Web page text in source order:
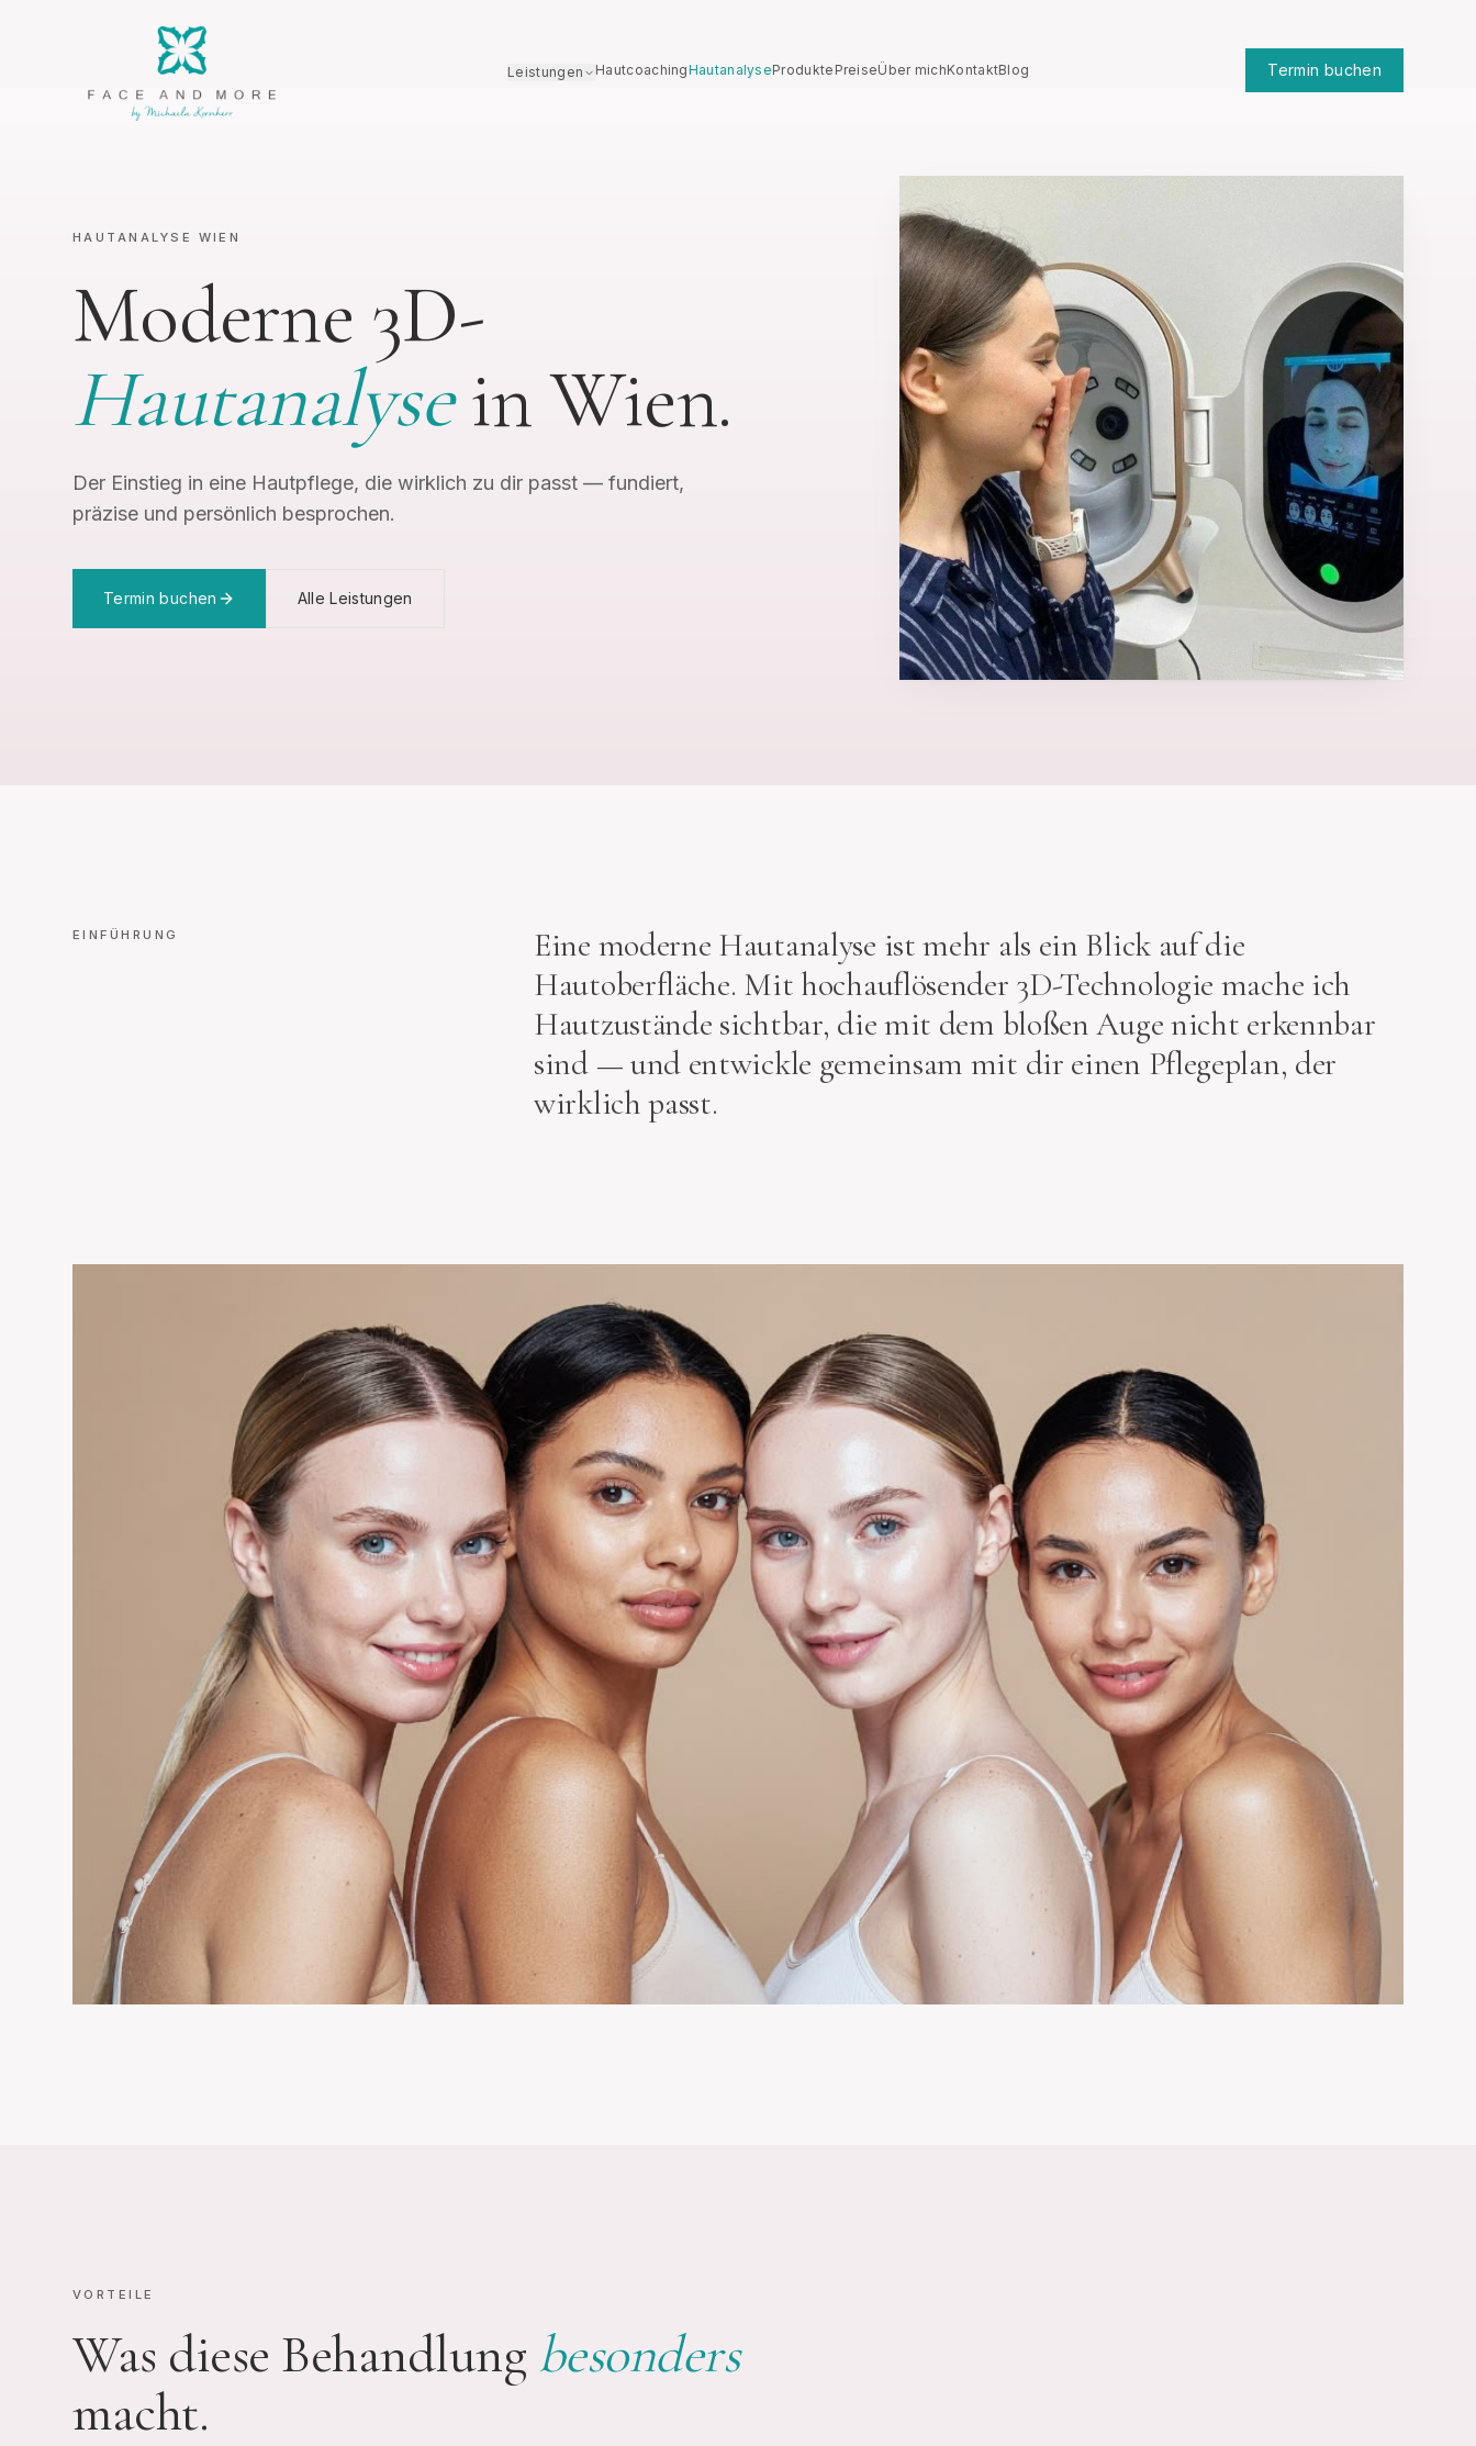
Leistungen
ALLE LEISTUNGENANSEHEN →
HautcoachingHautanalyseProdukte PreiseÜber michKontaktBlog Termin buchen
HAUTANALYSE WIEN
Moderne 3D-
Hautanalysein Wien.
Der Einstieg in eine Hautpflege, die wirklich zu dir passt — fundiert,
präzise und persönlich besprochen.
Termin buchen Alle Leistungen
EINFÜHRUNG
Eine moderne Hautanalyse ist mehr als ein Blick auf die
Hautoberfläche. Mit hochauflösender 3D-Technologie mache ich
Hautzustände sichtbar, die mit dem bloßen Auge nicht erkennbar
sind — und entwickle gemeinsam mit dir einen Pflegeplan, der
wirklich passt.
VORTEILE
Was diese Behandlung besonders
macht.